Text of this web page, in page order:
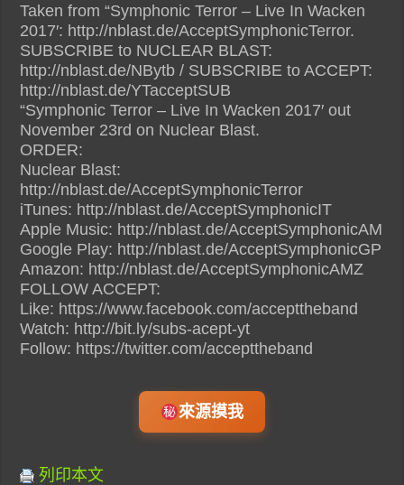
Taken from “Symphonic Terror – Live In Wacken
2017′: http://nblast.de/AcceptSymphonicTerror.
SUBSCRIBE to NUCLEAR BLAST:
http://nblast.de/NBytb / SUBSCRIBE to ACCEPT:
http://nblast.de/YTacceptSUB
“Symphonic Terror – Live In Wacken 2017′ out
November 23rd on Nuclear Blast.
ORDER:
Nuclear Blast:
http://nblast.de/AcceptSymphonicTerror
iTunes: http://nblast.de/AcceptSymphonicIT
Apple Music: http://nblast.de/AcceptSymphonicAM
Google Play: http://nblast.de/AcceptSymphonicGP
Amazon: http://nblast.de/AcceptSymphonicAMZ
FOLLOW ACCEPT:
Like: https://www.facebook.com/accepttheband
Watch: http://bit.ly/subs-acept-yt
Follow: https://twitter.com/accepttheband
來源摸我
列印本文